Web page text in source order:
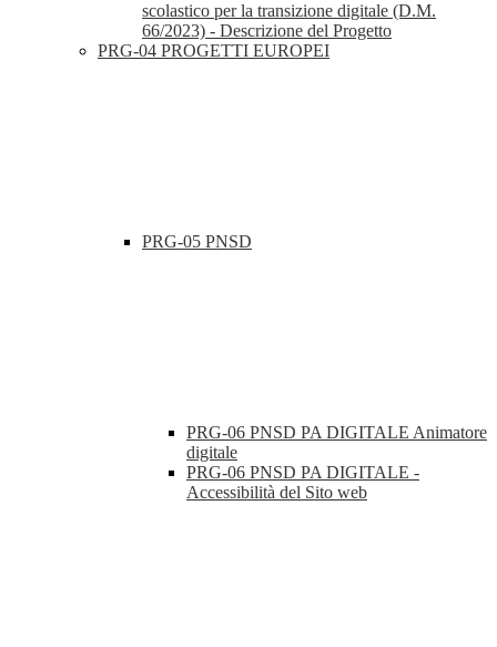
scolastico per la transizione digitale (D.M.
66/2023) - Descrizione del Progetto
PRG-04 PROGETTI EUROPEI
PRG-05 PNSD
PRG-06 PNSD PA DIGITALE Animatore
digitale
PRG-06 PNSD PA DIGITALE -
Accessibilità del Sito web